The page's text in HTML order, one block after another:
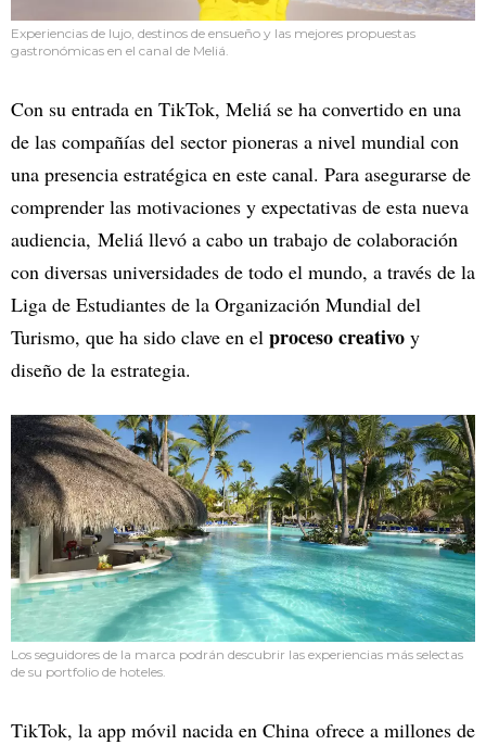
Experiencias de lujo, destinos de ensueño y las mejores propuestas
gastronómicas en el canal de Meliá.
Con su entrada en TikTok, Meliá se ha convertido en una
de las compañías del sector pioneras a nivel mundial con
una presencia estratégica en este canal. Para asegurarse de
comprender las motivaciones y expectativas de esta nueva
audiencia, Meliá llevó a cabo un trabajo de colaboración
con diversas universidades de todo el mundo, a través de la
Liga de Estudiantes de la Organización Mundial del
Turismo, que ha sido clave en el proceso creativo y
diseño de la estrategia.
Los seguidores de la marca podrán descubrir las experiencias más selectas
de su portfolio de hoteles.
TikTok, la app móvil nacida en China ofrece a millones de